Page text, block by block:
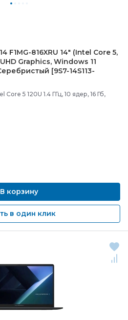
F1MG-816XRU 14" (Intel Core 5,
UHD Graphics, Windows 11
[9S7-14S113-
Core 5 120U 1.4 ГГц, 10 ядер, 16 Гб,
В корзину
в один клик